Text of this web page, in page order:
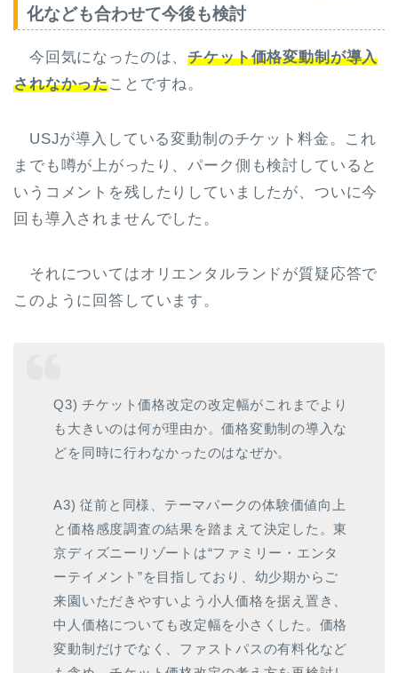
化なども合わせて今後も検討
今回気になったのは、チケット価格変動制が導入
されなかったことですね。
USJが導入している変動制のチケット料金。これ
までも噂が上がったり、パーク側も検討していると
いうコメントを残したりしていましたが、ついに今
回も導入されませんでした。
それについてはオリエンタルランドが質疑応答で
このように回答しています。
Q3) チケット価格改定の改定幅がこれまでより
も大きいのは何が理由か。価格変動制の導入な
どを同時に行わなかったのはなぜか。
A3) 従前と同様、テーマパークの体験価値向上
と価格感度調査の結果を踏まえて決定した。東
京ディズニーリゾートは“ファミリー・エンタ
ーテイメント”を目指しており、幼少期からご
来園いただきやすいよう小人価格を据え置き、
中人価格についても改定幅を小さくした。価格
変動制だけでなく、ファストパスの有料化など